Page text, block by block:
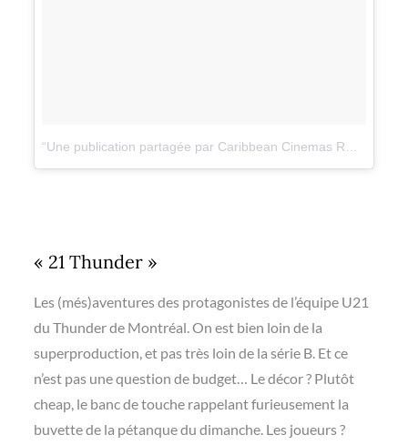
Une publication partagée par Caribbean Cinemas RD (@caribbeancinemasrd)
« 21 Thunder »
Les (més)aventures des protagonistes de l’équipe U21
du Thunder de Montréal. On est bien loin de la
superproduction, et pas très loin de la série B. Et ce
n’est pas une question de budget… Le décor ? Plutôt
cheap, le banc de touche rappelant furieusement la
buvette de la pétanque du dimanche. Les joueurs ?